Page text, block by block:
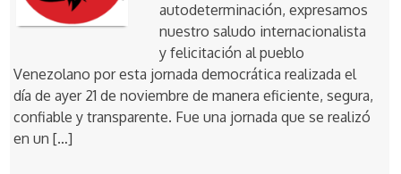
autodeterminación, expresamos
nuestro saludo internacionalista
y felicitación al pueblo
Venezolano por esta jornada democrática realizada el
día de ayer 21 de noviembre de manera eficiente, segura,
confiable y transparente. Fue una jornada que se realizó
en un […]